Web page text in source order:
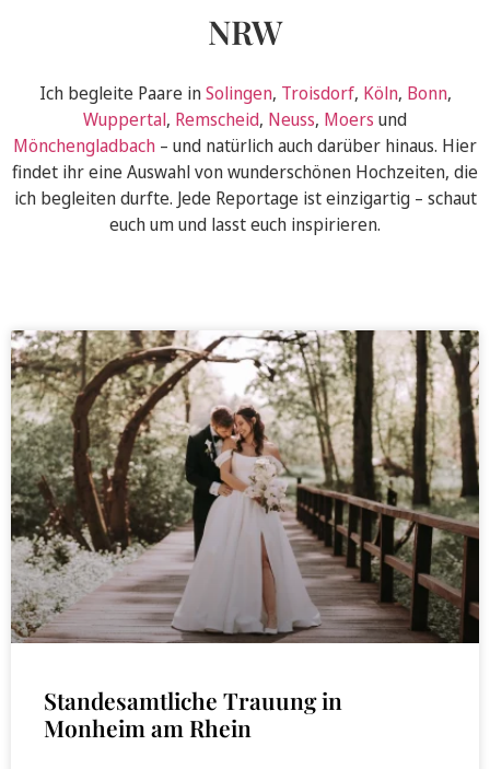
NRW
Ich begleite Paare inSolingen, Troisdorf, Köln, Bonn,
Wuppertal, Remscheid, Neuss, Moers und
Mönchengladbach – und natürlich auch darüber hinaus. Hier
findet ihr eine Auswahl von wunderschönen Hochzeiten, die
ich begleiten durfte. Jede Reportage ist einzigartig – schaut
euch um und lasst euch inspirieren.
Standesamtliche Trauung in
Monheim am Rhein